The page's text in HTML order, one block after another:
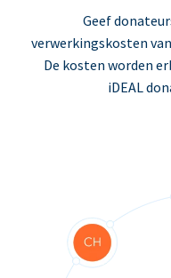
Geef
verwerkingskosten
De kosten worden
iDEAL